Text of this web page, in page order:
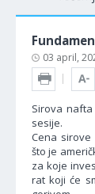
03 april,
Sirova
sesije.
Cena
što je
za koje
rat koji će